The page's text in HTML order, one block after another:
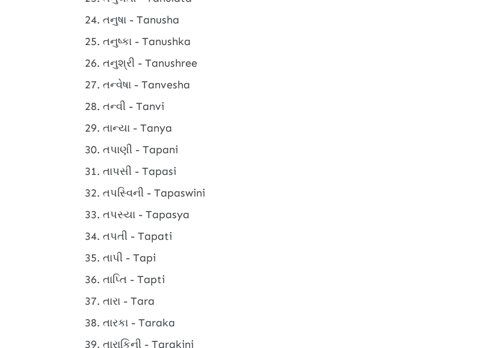
તનુષા - Tanusha
તનુષ્કા - Tanushka
તનુશ્રી - Tanushree
તન્વેષા - Tanvesha
તન્વી - Tanvi
તાન્યા - Tanya
તપાણી - Tapani
તાપસી - Tapasi
તપસ્વિની - Tapaswini
તપસ્યા - Tapasya
તપતી - Tapati
તાપી - Tapi
તાપ્તિ - Tapti
તારા - Tara
તારકા - Taraka
તારાકિની - Tarakini